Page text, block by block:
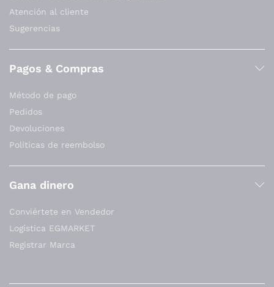
Atención al cliente
Sugerencias
Pagos & Compras
Método de pago
Pedidos
Devoluciones
Políticas de reembolso
Gana dinero
Conviértete en Vendedor
Logística EGMARKET
Registrar Marca